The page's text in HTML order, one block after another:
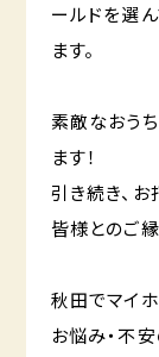
ールドを選
ます。
素敵なおう
ます！
引き続き、
皆様とのご
秋田でマイ
お悩み・不